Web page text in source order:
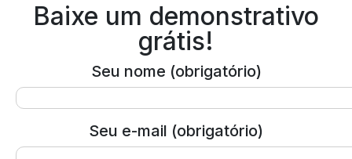
Baixe um demonstrativo
grátis!
Seu nome (obrigatório)
Seu e-mail (obrigatório)